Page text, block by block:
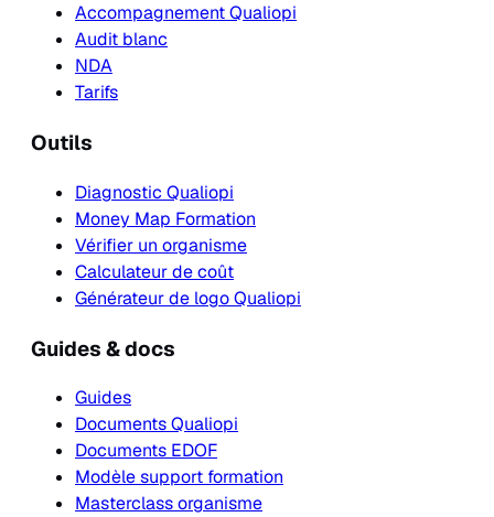
Accompagnement Qualiopi
Audit blanc
NDA
Tarifs
Outils
Diagnostic Qualiopi
Money Map Formation
Vérifier un organisme
Calculateur de coût
Générateur de logo Qualiopi
Guides & docs
Guides
Documents Qualiopi
Documents EDOF
Modèle support formation
Masterclass organisme